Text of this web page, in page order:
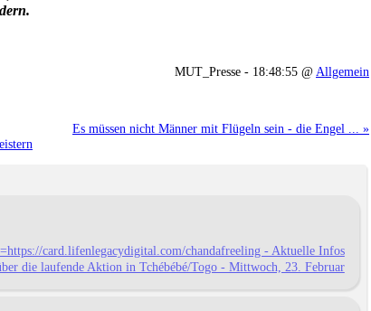
MUT_Presse - 18:48:55 @ Allgemein
Es müssen nicht Männer mit Flügeln sein - die Engel ... »
card.lifenlegacydigital.com/chandafreeling - Aktuelle Infos
die laufende Aktion in Tchébébé/Togo - Mittwoch, 23. Februar